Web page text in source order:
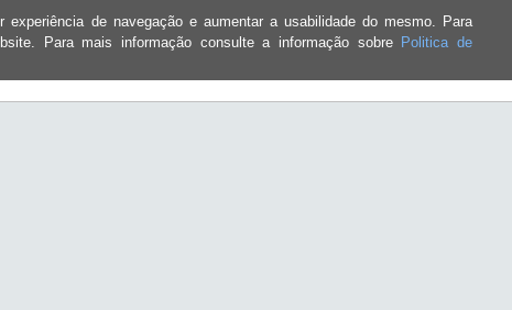
de navegação e aumentar a usabilidade do mesmo. Para
Para mais informação consulte a informação sobre
Politica de